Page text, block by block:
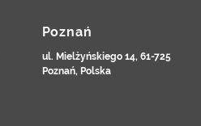
Poznań
ul. Mielżyńskiego 14, 61-725
Poznań, Polska